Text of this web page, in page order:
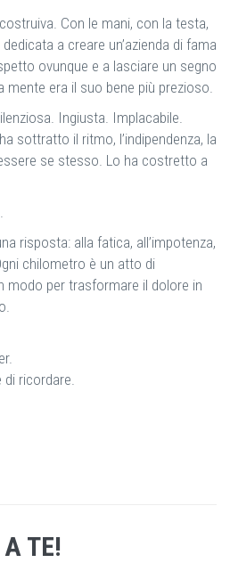
Con le mani, con la testa,
a creare un’azienda di fama
ovunque e a lasciare un segno
mente era il suo bene più prezioso.
Ingiusta. Implacabile.
sottratto il ritmo, l’indipendenza, la
se stesso. Lo ha costretto a
risposta: alla fatica, all’impotenza,
chilometro è un atto di
modo per trasformare il dolore in
di ricordare.
TE!